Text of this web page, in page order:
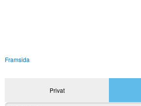
Framsida
Privat